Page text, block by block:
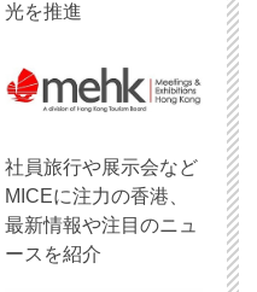
光を推進
社員旅行や展示会など
MICEに注力の香港、
最新情報や注目のニュ
ースを紹介